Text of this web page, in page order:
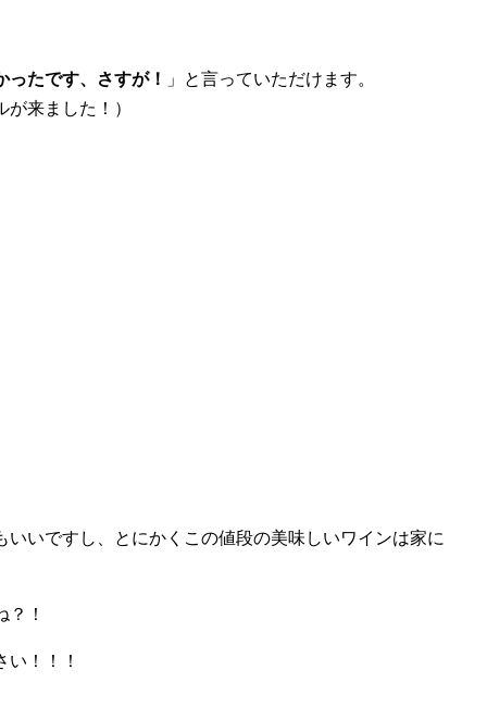
たです、さすが！
」と言っていただけます。
来ました！）
いですし、とにかくこの値段の美味しいワインは家に
！
！！！